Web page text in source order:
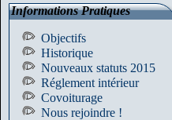
Informations Pratiques
Objectifs
Historique
Nouveaux statuts 2015
Réglement intérieur
Covoiturage
Nous rejoindre !